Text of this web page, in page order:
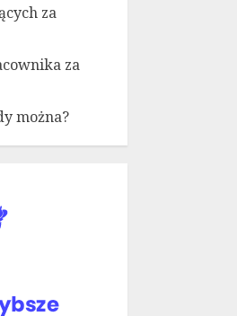
za
za
można?